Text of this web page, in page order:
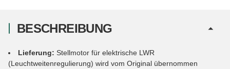
BESCHREIBUNG
Lieferung: Stellmotor für elektrische LWR
(Leuchtweitenregulierung) wird vom Original übernommen